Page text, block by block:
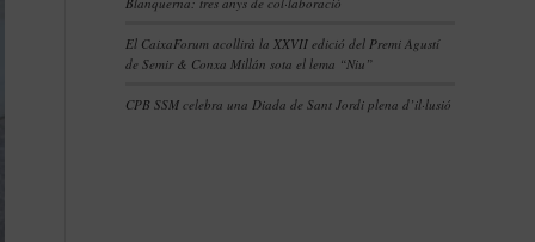
El CaixaForum acollirà la XXVII edició del Premi Agustí
de Semir & Conxa Millán sota el lema “Niu”
CPB SSM celebra una Diada de Sant Jordi plena d’il·lusió